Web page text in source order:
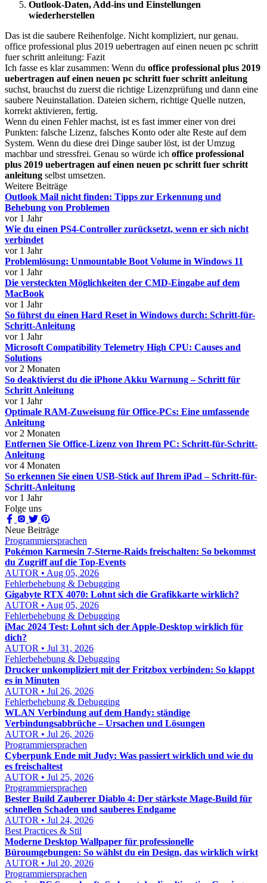
Outlook-Daten, Add-ins und Einstellungen
wiederherstellen
Das ist die saubere Reihenfolge. Nicht kompliziert, nur genau.
office professional plus 2019 uebertragen auf einen neuen pc schritt
fuer schritt anleitung: Fazit
Ich fasse es klar zusammen: Wenn du office professional plus 2019
uebertragen auf einen neuen pc schritt fuer schritt anleitung
suchst, brauchst du zuerst die richtige Lizenzprüfung und dann eine
saubere Neuinstallation. Dateien sichern, richtige Quelle nutzen,
korrekt aktivieren, fertig.
Wenn du einen Fehler machst, ist es fast immer einer von drei
Punkten: falsche Lizenz, falsches Konto oder alte Reste auf dem
System. Wenn du diese drei Dinge sauber löst, ist der Umzug
machbar und stressfrei. Genau so würde ich office professional
plus 2019 uebertragen auf einen neuen pc schritt fuer schritt
anleitung selbst umsetzen.
Weitere Beiträge
Outlook Mail nicht finden: Tipps zur Erkennung und
Behebung von Problemen
vor 1 Jahr
Wie du einen PS4-Controller zurücksetzt, wenn er sich nicht
verbindet
vor 1 Jahr
Problemlösung: Unmountable Boot Volume in Windows 11
vor 1 Jahr
Die versteckten Möglichkeiten der CMD-Eingabe auf dem
MacBook
vor 1 Jahr
So führst du einen Hard Reset in Windows durch: Schritt-für-
Schritt-Anleitung
vor 1 Jahr
Microsoft Compatibility Telemetry High CPU: Causes and
Solutions
vor 2 Monaten
So deaktivierst du die iPhone Akku Warnung – Schritt für
Schritt Anleitung
vor 1 Jahr
Optimale RAM-Zuweisung für Office-PCs: Eine umfassende
Anleitung
vor 2 Monaten
Entfernen Sie Office-Lizenz von Ihrem PC: Schritt-für-Schritt-
Anleitung
vor 4 Monaten
So erkennen Sie einen USB-Stick auf Ihrem iPad – Schritt-für-
Schritt-Anleitung
vor 1 Jahr
Folge uns
Neue Beiträge
Programmiersprachen
Pokémon Karmesin 7-Sterne-Raids freischalten: So bekommst
du Zugriff auf die Top-Events
AUTOR • Aug 05, 2026
Fehlerbehebung & Debugging
Gigabyte RTX 4070: Lohnt sich die Grafikkarte wirklich?
AUTOR • Aug 05, 2026
Fehlerbehebung & Debugging
iMac 2024 Test: Lohnt sich der Apple-Desktop wirklich für
dich?
AUTOR • Jul 31, 2026
Fehlerbehebung & Debugging
Drucker unkompliziert mit der Fritzbox verbinden: So klappt
es in Minuten
AUTOR • Jul 26, 2026
Fehlerbehebung & Debugging
WLAN Verbindung auf dem Handy: ständige
Verbindungsabbrüche – Ursachen und Lösungen
AUTOR • Jul 26, 2026
Programmiersprachen
Cyberpunk Ende mit Judy: Was passiert wirklich und wie du
es freischaltest
AUTOR • Jul 25, 2026
Programmiersprachen
Bester Build Zauberer Diablo 4: Der stärkste Mage-Build für
schnellen Schaden und sauberes Endgame
AUTOR • Jul 24, 2026
Best Practices & Stil
Moderne Desktop Wallpaper für professionelle
Büroumgebungen: So wählst du ein Design, das wirklich wirkt
AUTOR • Jul 20, 2026
Programmiersprachen